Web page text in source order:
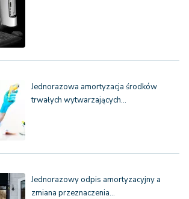
Jednorazowa amortyzacja środków
trwałych wytwarzających…
Jednorazowy odpis amortyzacyjny a
zmiana przeznaczenia…